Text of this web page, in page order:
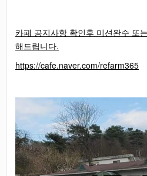
카페 공지사항 확인후 미션완수 또
해드립니다.
https://cafe.naver.com/refarm365